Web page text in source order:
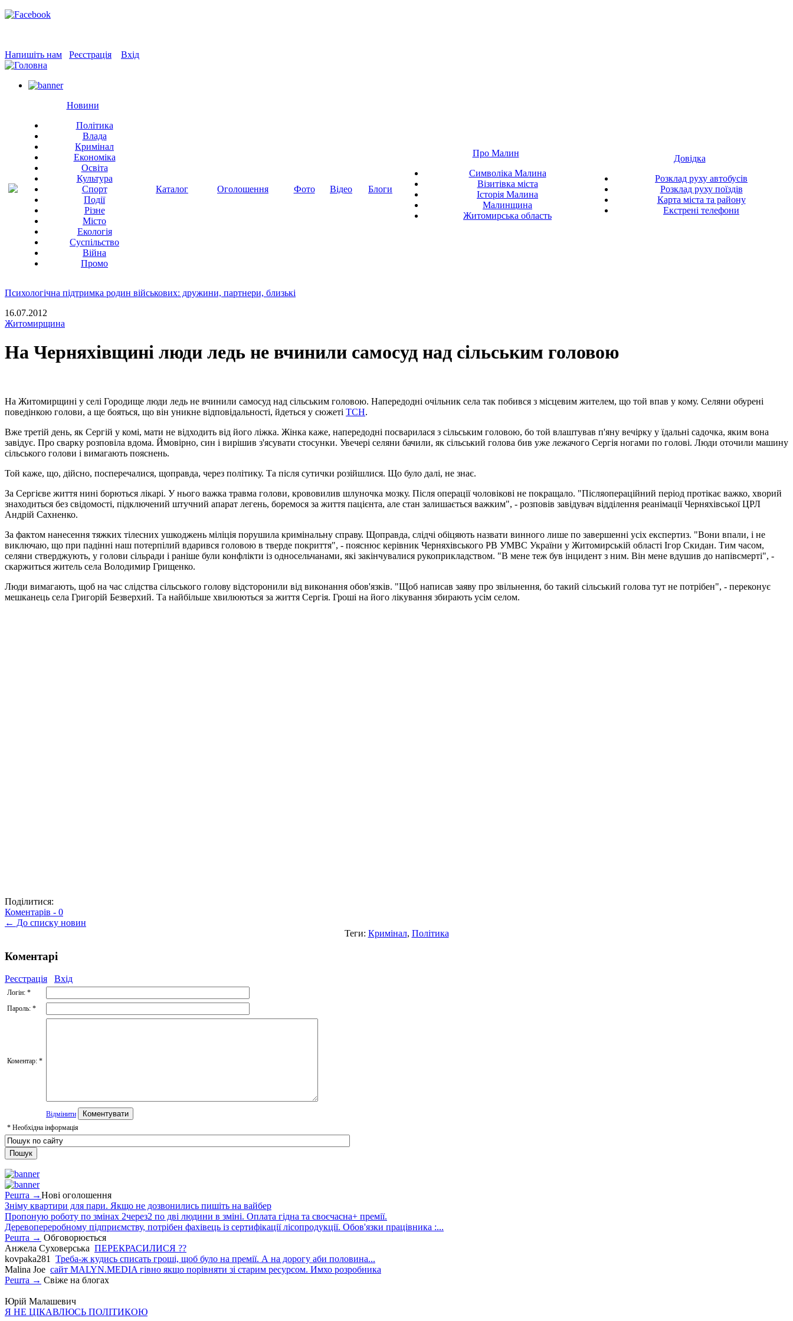
Напишіть нам Реєстрація Вхід
Новини
Політика
Влада
Кримінал
Економіка
Освіта
Культура
Спорт
Події
Різне
Місто
Екологія
Суспільство
Війна
Промо
Каталог Оголошення Фото Відео Блоги
Про Малин
Символіка Малина
Візитівка міста
Історія Малина
Малинщина
Житомирська область
Довідка
Розклад руху автобусів
Розклад руху поїздів
Карта міста та району
Екстрені телефони
Психологічна підтримка родин військових: дружини, партнери, близькі
16.07.2012
Житомирщина
На Черняхівщині люди ледь не вчинили самосуд над сільським головою
На Житомирщині у селі Городище люди ледь не вчинили самосуд над сільським головою. Напередодні очільник села так побився з місцевим жителем, що той впав у кому. Селяни обурені
поведінкою голови, а ще бояться, що він уникне відповідальності, йдеться у сюжеті ТСН.
Вже третій день, як Сергій у комі, мати не відходить від його ліжка. Жінка каже, напередодні посварилася з сільським головою, бо той влаштував п'яну вечірку у їдальні садочка, яким вона
завідує. Про сварку розповіла вдома. Ймовірно, син і вирішив з'ясувати стосунки. Увечері селяни бачили, як сільський голова бив уже лежачого Сергія ногами по голові. Люди оточили машину
сільського голови і вимагають пояснень.
Той каже, що, дійсно, посперечалися, щоправда, через політику. Та після сутички розійшлися. Що було далі, не знає.
За Сергієве життя нині борються лікарі. У нього важка травма голови, крововилив шлуночка мозку. Після операції чоловікові не покращало. "Післяопераційний період протікає важко, хворий
знаходиться без свідомості, підключений штучний апарат легень, боремося за життя пацієнта, але стан залишається важким", - розповів завідувач відділення реанімації Черняхівської ЦРЛ
Андрій Сахненко.
За фактом нанесення тяжких тілесних ушкоджень міліція порушила кримінальну справу. Щоправда, слідчі обіцяють назвати винного лише по завершенні усіх експертиз. "Вони впали, і не
виключаю, що при падінні наш потерпілий вдарився головою в тверде покриття", - пояснює керівник Черняхівського РВ УМВС України у Житомирській області Ігор Скидан. Тим часом,
селяни стверджують, у голови сільради і раніше були конфлікти із односельчанами, які закінчувалися рукоприкладством. "В мене теж був інцидент з ним. Він мене вдушив до напівсмерті", -
скаржиться житель села Володимир Грищенко.
Люди вимагають, щоб на час слідства сільського голову відсторонили від виконання обов'язків. "Щоб написав заяву про звільнення, бо такий сільський голова тут не потрібен", - переконує
мешканець села Григорій Безверхий. Та найбільше хвилюються за життя Сергія. Гроші на його лікування збирають усім селом.
Поділитися:
Коментарів - 0
← До списку новин
Теги: Кримінал, Політика
Коментарі
Реєстрація Вхід
Логін: *
Пароль: *
Коментар: *
Відмінити
* Необхідна інформація
Решта →Нові оголошення
Зніму квартири для пари. Якщо не дозвонились пишіть на вайбер
Пропоную роботу по змінах 2через2 по дві людини в зміні. Оплата гідна та своєчасна+ премії.
Деревопереробному підприємству, потрібен фахівець із сертифікації лісопродукції. Обов'язки працівника :...
Решта → Обговорюється
Анжела Суховерська ПЕРЕКРАСИЛИСЯ ??
kovpaka281
Треба-ж кудись списать гроші, щоб було на премії. А на дорогу аби половина...
Malina Joe сайт MALYN.MEDIA гiвно якщо порiвняти зi старим ресурсом. Имхо розробника
Решта → Свіже на блогах
Юрій Малашевич
Я НЕ ЦІКАВЛЮСЬ ПОЛІТИКОЮ